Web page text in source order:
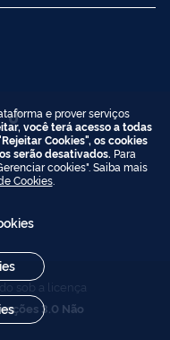
sob a licença
3.0 Não
e prover serviços
você terá acesso a todas
Cookies", os cookies
serão desativados. Para
cookies". Saiba mais
Cookies.